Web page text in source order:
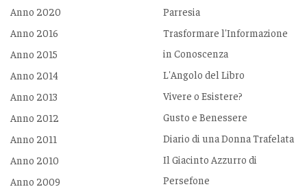
Anno 2020
Anno 2016
Anno 2015
Anno 2014
Anno 2013
Anno 2012
Anno 2011
Anno 2010
Anno 2009
Parresia
Trasformare l'Informazione
in Conoscenza
L'Angolo del Libro
Vivere o Esistere?
Gusto e Benessere
Diario di una Donna Trafelata
Il Giacinto Azzurro di
Persefone